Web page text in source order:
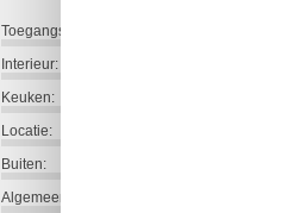
Toegangsweg:
Interieur:
Keuken:
Locatie:
Buiten:
Algemeen: